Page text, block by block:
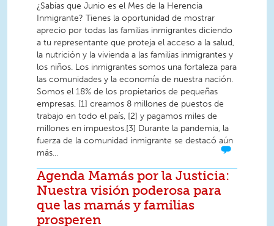
¿Sabías que Junio ​​es el Mes de la Herencia
Inmigrante? Tienes la oportunidad de mostrar
aprecio por todas las familias inmigrantes diciendo
a tu representante que proteja el acceso a la salud,
la nutrición y la vivienda a las familias inmigrantes y
los niños. Los inmigrantes somos una fortaleza para
las comunidades y la economía de nuestra nación.
Somos el 18% de los propietarios de pequeñas
empresas, [1] creamos 8 millones de puestos de
trabajo en todo el país, [2] y pagamos miles de
millones en impuestos.[3] Durante la pandemia, la
fuerza de la comunidad inmigrante se destacó aún
más...
Agenda Mamás por la Justicia:
Nuestra visión poderosa para
que las mamás y familias
prosperen